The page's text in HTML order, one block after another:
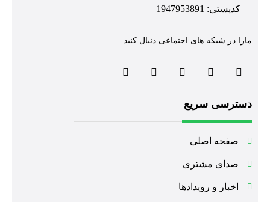
کدپستی: 1947953891
مارا در شبکه های اجتماعی دنبال کنید
دسترسی سریع
صفحه اصلی
صدای مشتری
اخبار و رویدادها